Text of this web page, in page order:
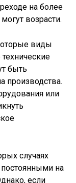
на более
возрасти.
виды
быть
производства.
или
случаях
постоянными на
если